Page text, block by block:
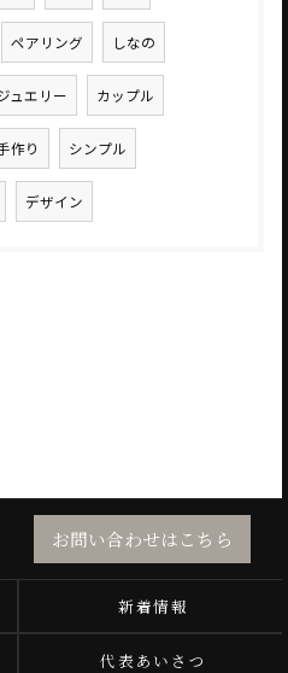
ペアリング しなの
ュエリー カップル
作り シンプル
デザイン
お問い合わせはこちら
新着情報
代表あいさつ